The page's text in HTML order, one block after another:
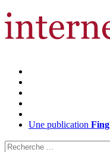
Une publication Fing